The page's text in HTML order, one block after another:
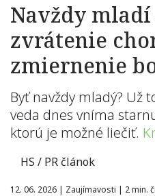
Navždy mladí
zvrátenie
zmiernenie
Byť navždy mladý? Už
veda dnes vníma
ktorú je možné liečiť.
HS / PR článok
12. 06. 2026 | Zaujímavosti | 2 min.